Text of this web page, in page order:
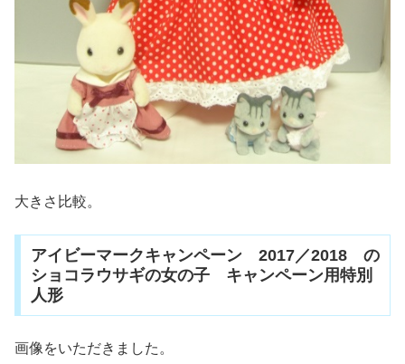
大きさ比較。
アイビーマークキャンペーン 2017／2018 の
ショコラウサギの女の子 キャンペーン用特別
人形
画像をいただきました。